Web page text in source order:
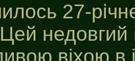
27-
недовгий
віхою в